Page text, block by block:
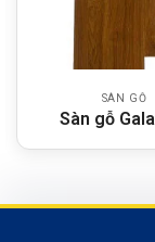
SÀN GỖ
Sàn gỗ